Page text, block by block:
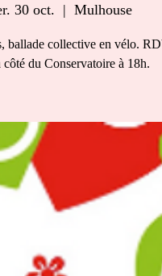
30 oct.
  |
Mulhouse
ballade collective en vélo.
côté du Conservatoire à 18h.